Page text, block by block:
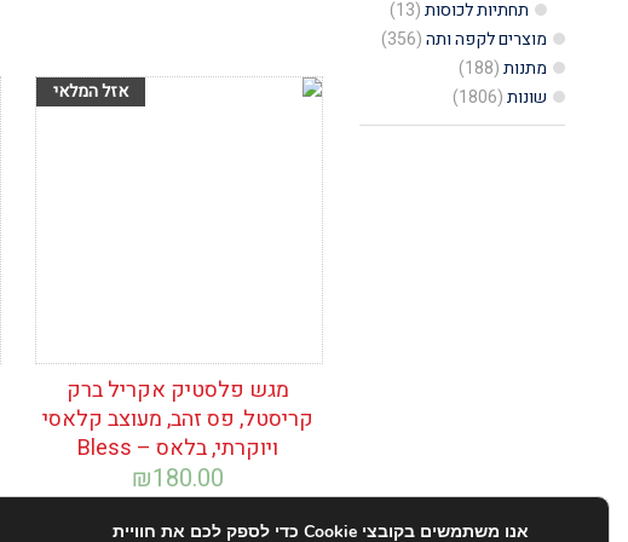
תחתיות לכוסות(13)
מוצרים לקפה ותה(356)
מתנות(188)
שונות(1806)
מגש פלסטיק אקריל ברק
קריסטל, פס זהב, מעוצב קלאסי
ויוקרתי, בלאס – Bless
₪180.00
אנו משתמשים בקובצי Cookie כדי לספק לכם את חוויית